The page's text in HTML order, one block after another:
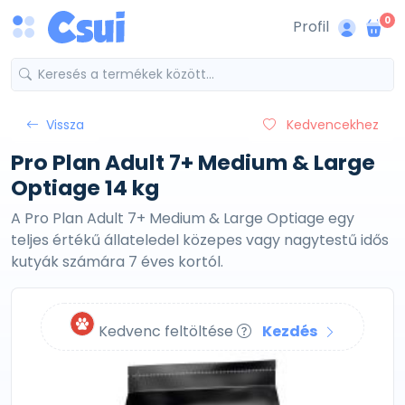
Profil 0
Vissza Kedvencekhez
Pro Plan Adult 7+ Medium & Large
Optiage 14 kg
A Pro Plan Adult 7+ Medium & Large Optiage egy
teljes értékű állateledel közepes vagy nagytestű idős
kutyák számára 7 éves kortól.
Kedvenc feltöltése Kezdés